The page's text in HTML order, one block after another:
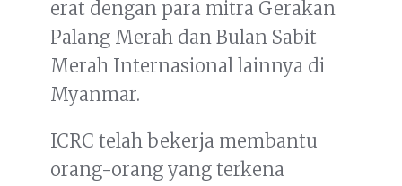
erat dengan para mitra Gerakan
Palang Merah dan Bulan Sabit
Merah Internasional lainnya di
Myanmar.
ICRC telah bekerja membantu
orang-orang yang terkena